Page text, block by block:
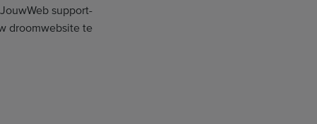
support-
droomwebsite te